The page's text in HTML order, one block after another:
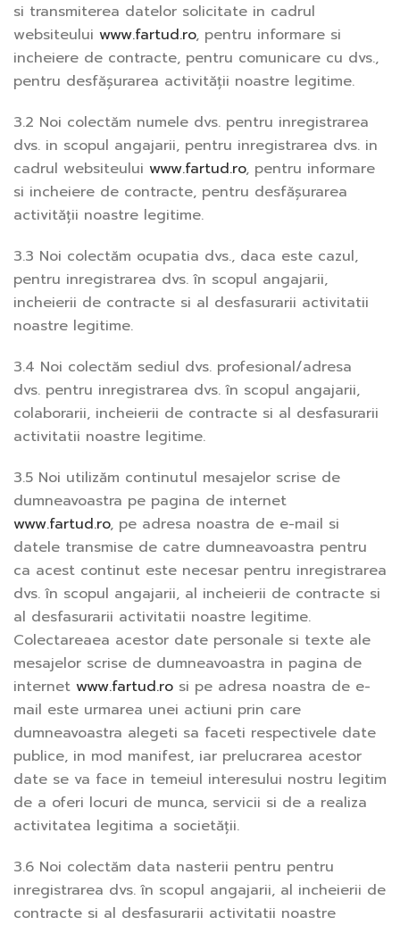
si transmiterea datelor solicitate in cadrul
websiteului www.fartud.ro, pentru informare si
incheiere de contracte, pentru comunicare cu dvs.,
pentru desfășurarea activității noastre legitime.
3.2 Noi colectăm numele dvs. pentru inregistrarea
dvs. in scopul angajarii, pentru inregistrarea dvs. in
cadrul websiteului www.fartud.ro, pentru informare
si incheiere de contracte, pentru desfășurarea
activității noastre legitime.
3.3 Noi colectăm ocupatia dvs., daca este cazul,
pentru inregistrarea dvs. în scopul angajarii,
incheierii de contracte si al desfasurarii activitatii
noastre legitime.
3.4 Noi colectăm sediul dvs. profesional/adresa
dvs. pentru inregistrarea dvs. în scopul angajarii,
colaborarii, incheierii de contracte si al desfasurarii
activitatii noastre legitime.
3.5 Noi utilizăm continutul mesajelor scrise de
dumneavoastra pe pagina de internet
www.fartud.ro, pe adresa noastra de e-mail si
datele transmise de catre dumneavoastra pentru
ca acest continut este necesar pentru inregistrarea
dvs. în scopul angajarii, al incheierii de contracte si
al desfasurarii activitatii noastre legitime.
Colectareaea acestor date personale si texte ale
mesajelor scrise de dumneavoastra in pagina de
internet www.fartud.ro si pe adresa noastra de e-
mail este urmarea unei actiuni prin care
dumneavoastra alegeti sa faceti respectivele date
publice, in mod manifest, iar prelucrarea acestor
date se va face in temeiul interesului nostru legitim
de a oferi locuri de munca, servicii si de a realiza
activitatea legitima a societății.
3.6 Noi colectăm data nasterii pentru pentru
inregistrarea dvs. în scopul angajarii, al incheierii de
contracte si al desfasurarii activitatii noastre